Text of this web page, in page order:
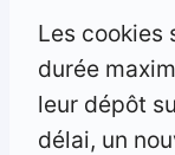
Les cookies
durée
leur dépôt
délai, un